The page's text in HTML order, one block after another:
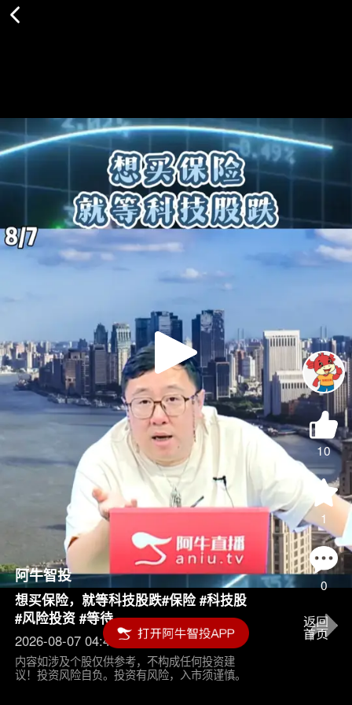
Play
Video
10
1
0
阿牛智投
想买保险，就等科技股跌#保险 #科技股
#风险投资 #等待
2026-08-07 04:45
内容如涉及个股仅供参考，不构成任何投资建
议！投资风险自负。投资有风险，入市须谨慎。